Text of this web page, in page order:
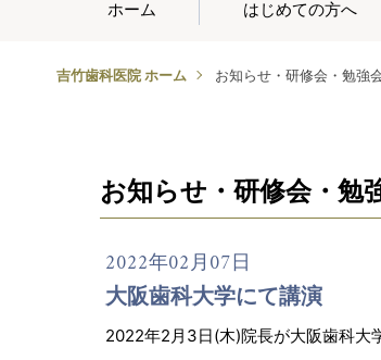
ホーム はじめての方へ
吉竹歯科医院 ホーム お知らせ・研修会・勉強
お知らせ・研修会・
2022年02月07日
大阪歯科大学にて講演
2022年2月3日(木)院長が大阪歯科大